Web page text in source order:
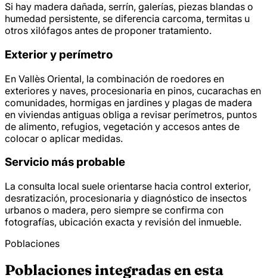
Si hay madera dañada, serrín, galerías, piezas blandas o
humedad persistente, se diferencia carcoma, termitas u
otros xilófagos antes de proponer tratamiento.
Exterior y perímetro
En Vallès Oriental, la combinación de roedores en
exteriores y naves, procesionaria en pinos, cucarachas en
comunidades, hormigas en jardines y plagas de madera
en viviendas antiguas obliga a revisar perímetros, puntos
de alimento, refugios, vegetación y accesos antes de
colocar o aplicar medidas.
Servicio más probable
La consulta local suele orientarse hacia control exterior,
desratización, procesionaria y diagnóstico de insectos
urbanos o madera, pero siempre se confirma con
fotografías, ubicación exacta y revisión del inmueble.
Poblaciones
Poblaciones integradas en esta